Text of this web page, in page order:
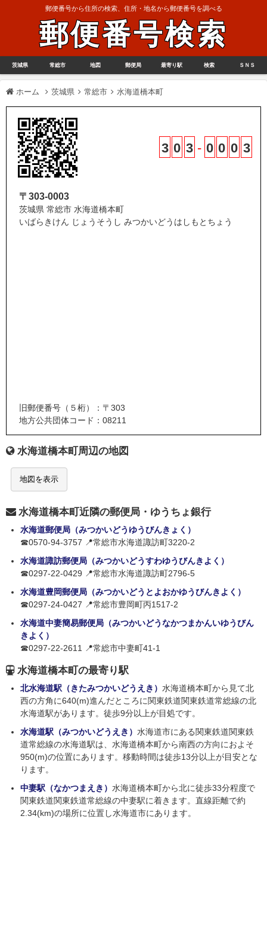
郵便番号から住所の検索、住所・地名から郵便番号を調べる
郵便番号検索
茨城県 常総市 地図 郵便局 最寄り駅 検索 ＳＮＳ
ホーム 茨城県 常総市 水海道橋本町
3 0 3 - 0 0 0 3
〒303-0003
茨城県 常総市 水海道橋本町
いばらきけん じょうそうし みつかいどうはしもとちょう
旧郵便番号（５桁）：〒303
地方公共団体コード：08211
水海道橋本町周辺の地図
地図を表示
水海道橋本町近隣の郵便局・ゆうちょ銀行
水海道郵便局（みつかいどうゆうびんきょく）
☎0570-94-3757 📍常総市水海道諏訪町3220-2
水海道諏訪郵便局（みつかいどうすわゆうびんきよく）
☎0297-22-0429 📍常総市水海道諏訪町2796-5
水海道豊岡郵便局（みつかいどうとよおかゆうびんきよく）
☎0297-24-0427 📍常総市豊岡町丙1517-2
水海道中妻簡易郵便局（みつかいどうなかつまかんいゆうびん
きよく）
☎0297-22-2611 📍常総市中妻町41-1
水海道橋本町の最寄り駅
北水海道駅（きたみつかいどうえき） 水海道橋本町から見て北
西の方角に640(m)進んだところに関東鉄道関東鉄道常総線の北
水海道駅があります。徒歩9分以上が目処です。
水海道駅（みつかいどうえき） 水海道市にある関東鉄道関東鉄
道常総線の水海道駅は、水海道橋本町から南西の方向におよそ
950(m)の位置にあります。移動時間は徒歩13分以上が目安とな
ります。
中妻駅（なかつまえき） 水海道橋本町から北に徒歩33分程度で
関東鉄道関東鉄道常総線の中妻駅に着きます。直線距離で約
2.34(km)の場所に位置し水海道市にあります。